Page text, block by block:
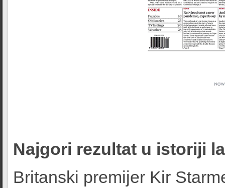
Najgori rezultat u istoriji
Britanski premijer Kir